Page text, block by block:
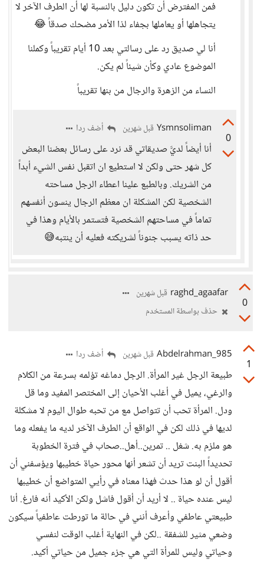
فمن المفترض أن تكون دليل بالنسبة لها أن الطرف الآخر لا
يتجاهلها أو يعاملها بجفاء لذا الأمر مضحك صدقاً 😂
أنا لي صديق رد على رسالتي بعد 10 أيام تقريباً وكملنا
الموضوع عادي وكأن شيئاً لم يكن.
النساء من الزهرة والرجال من بنها تقريباً
0
Ysmnsoliman قبل شهرين أضف ردا
أنا أيضاً لديَّ صديقاتي قد نرد على رسائل بعضنا البعض
كل شهر حتى ولكن لا استطيع ان اتقبل نفس الشيء أبداً
من الشريك. وبالطبع علينا اعطاء الرجل مساحته
الشخصية لكن المشكلة ان معظم الرجال ينسون أنفسهم
تماماً في مساحتهم الشخصية فتستمر بالأيام وهذا في
حد ذاته يسبب جنوناً لشريكته فعليه أن ينتبه😅
0
raghd_agaafar قبل شهرين
حذف بواسطة المستخدم
1
Abdelrahman_985 قبل شهرين أضف ردا
طبيعة الرجل غير المرأة. الرجل دماغه تؤلمه بسرعة من الكلام
والرغي، يميل في أغلب الأحيان إلى المختصر المفيد وما قل
ودل. المرأة تحب أن تتواصل مع من تحبه طوال اليوم لا مشكلة
لديها في ذلك لكن في الواقع أن الطرف الآخر لديه ما يفعله وما
هو ملزم به. شغل .. تمرين..أهل..صحاب في فترة الخطوبة
تحديداً البنت تريد أن تشعر أنها محور حياة خطيبها ويؤسفني أن
أقول أن لو هذا حدث فهذا معناه في رأيي المتواضع أن خطيبها
ليس عنده حياة .. لا أريد أن أقول فاشل ولكن الأكيد أنه فارغ. أنا
طبيعتي عاطفي وأعرف أنني في حالة ما تورطت عاطفياً سيكون
وضعي مثير للشفقة ..لكن في النهاية أغلب الوقت لنفسي
وحياتي وليس للمرأة التي هي جزء جميل من حياتي أكيد.